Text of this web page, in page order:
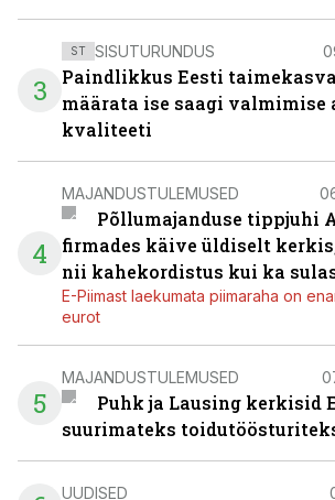
3
ST SISUTURUNDUS
Paindlikkus Eesti
määrata ise saagi valmimise
kvaliteeti
4
MAJANDUSTULEMUSED
Põllumajanduse tippjuhi
firmades käive üldiselt
nii kahekordistus kui ka
E-Piimast laekumata piimaraha on
eurot
5
MAJANDUSTULEMUSED
Puhk ja Lausing kerkisid
suurimateks
UUDISED